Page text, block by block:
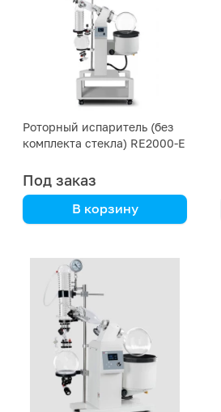
Роторный испаритель (без
комплекта стекла) RE2000-E
Под заказ
В корзину